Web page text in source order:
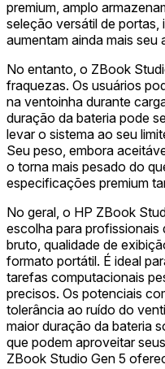
premium, amplo
seleção versátil de portas,
aumentam ainda mais seu
No entanto, o ZBook
fraquezas. Os usuários
na ventoinha durante
duração da bateria pode
levar o sistema ao seu
Seu peso, embora
o torna mais pesado do
especificações premium
No geral, o HP ZBook
escolha para profissionais
bruto, qualidade de
formato portátil. É ideal
tarefas computacionais
precisos. Os potenciais
tolerância ao ruído do
maior duração da bateria
que podem aproveitar
ZBook Studio Gen 5